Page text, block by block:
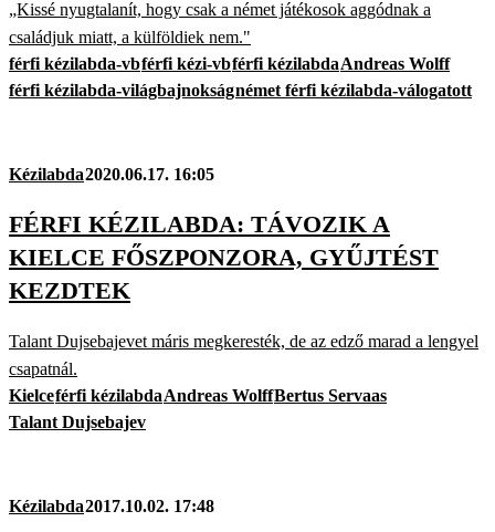
„Kissé nyugtalanít, hogy csak a német játékosok aggódnak a
családjuk miatt, a külföldiek nem."
férfi kézilabda-vbférfi kézi-vbférfi kézilabdaAndreas Wolff
férfi kézilabda-világbajnokságnémet férfi kézilabda-válogatott
Kézilabda2020.06.17. 16:05
FÉRFI KÉZILABDA: TÁVOZIK A
KIELCE FŐSZPONZORA, GYŰJTÉST
KEZDTEK
Talant Dujsebajevet máris megkeresték, de az edző marad a lengyel
csapatnál.
Kielceférfi kézilabdaAndreas WolffBertus Servaas
Talant Dujsebajev
Kézilabda2017.10.02. 17:48